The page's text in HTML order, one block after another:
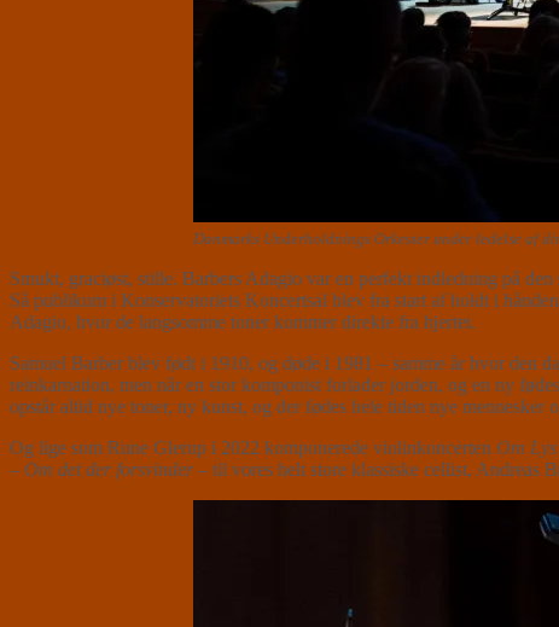
Danmarks Underholdnings Orkester under ledelse af
Smukt, graciøst, stille. Barbers Adagio var en perfekt indledning på
Så publikum i Konservatoriets Koncertsal blev fra start af holdt i
Adagio, hvor de langsomme toner kommer direkte fra hjertet.
Samuel Barber blev født i 1910, og døde i 1981 – samme år hvor den
reinkarnation, men når en stor komponist forlader jorden, og en ny
opstår altid nye toner, ny kunst, og der fødes hele tiden nye
Og lige som Rune Glerup i 2022 komponerede violinkoncerten Om
– Om det der forsvinder – til vores helt store klassiske cellist, Andreas